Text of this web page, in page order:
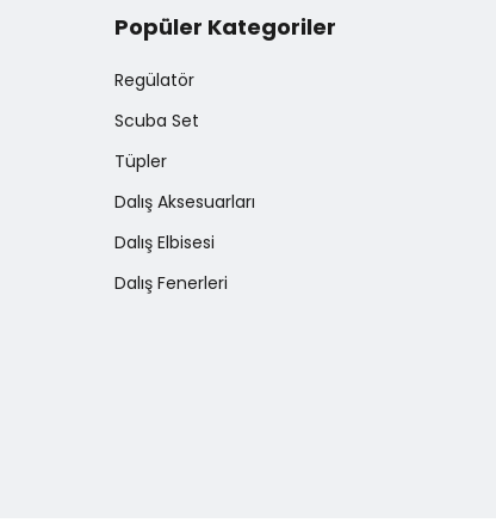
Popüler Kategoriler
Regülatör
Scuba Set
Tüpler
Dalış Aksesuarları
Dalış Elbisesi
Dalış Fenerleri